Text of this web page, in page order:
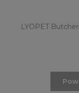
LYOPET